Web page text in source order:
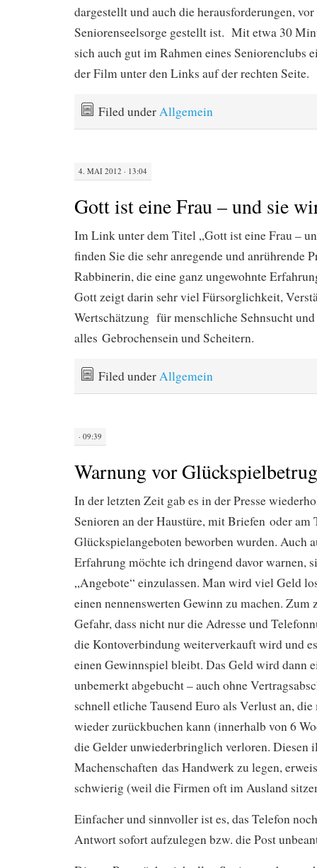
dargestellt und auch die herausforderungen,
Seniorenseelsorge gestellt ist. Mit etwa 30
sich auch gut im Rahmen eines Seniorenclubs
der Film unter den Links auf der rechten Seite.
Filed underAllgemein
4. MAI 2012 · 13:04
Gott ist eine Frau – und sie
Im Link unter dem Titel „Gott ist eine Frau –
finden Sie die sehr anregende und anrührende
Rabbinerin, die eine ganz ungewohnte
Gott zeigt darin sehr viel Fürsorglichkeit,
Wertschätzung für menschliche Sehnsucht
alles Gebrochensein und Scheitern.
Filed underAllgemein
· 09:39
Warnung vor Glückspielbetrug
In der letzten Zeit gab es in der Presse
Senioren an der Haustüre, mit Briefen oder am
Glückspielangeboten beworben wurden. Auch
Erfahrung möchte ich dringend davor warnen,
„Angebote“ einzulassen. Man wird viel Geld
einen nennenswerten Gewinn zu machen. Zum
Gefahr, dass nicht nur die Adresse und
die Kontoverbindung weiterverkauft wird und
einen Gewinnspiel bleibt. Das Geld wird dann
unbemerkt abgebucht – auch ohne
schnell etliche Tausend Euro als Verlust an,
wieder zurückbuchen kann (innerhalb von 6
die Gelder unwiederbringlich verloren. Diesen
Machenschaften das Handwerk zu legen,
schwierig (weil die Firmen oft im Ausland
Einfacher und sinnvoller ist es, das Telefon
Antwort sofort aufzulegen bzw. die Post